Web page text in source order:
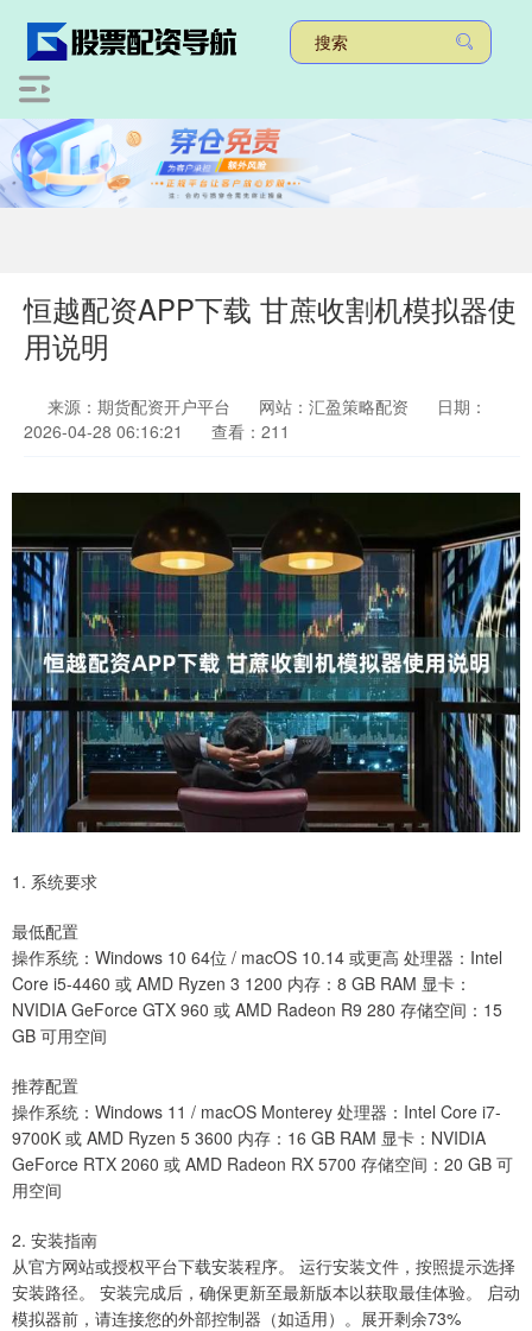
恒越配资APP下载 甘蔗收割机模拟器使
用说明
来源：期货配资开户平台 网站：汇盈策略配资
日期：
2026-04-28 06:16:21
查看：211
1. 系统要求
最低配置
操作系统：Windows 10 64位 / macOS 10.14 或更高 处理器：Intel
Core i5-4460 或 AMD Ryzen 3 1200 内存：8 GB RAM 显卡：
NVIDIA GeForce GTX 960 或 AMD Radeon R9 280 存储空间：15
GB 可用空间
推荐配置
操作系统：Windows 11 / macOS Monterey 处理器：Intel Core i7-
9700K 或 AMD Ryzen 5 3600 内存：16 GB RAM 显卡：NVIDIA
GeForce RTX 2060 或 AMD Radeon RX 5700 存储空间：20 GB 可
用空间
2. 安装指南
从官方网站或授权平台下载安装程序。 运行安装文件，按照提示选择
安装路径。 安装完成后，确保更新至最新版本以获取最佳体验。 启动
模拟器前，请连接您的外部控制器（如适用）。展开剩余73%